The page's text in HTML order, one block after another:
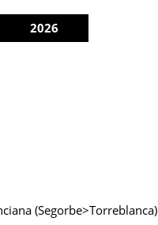
2026
(Segorbe>Torreblanca)